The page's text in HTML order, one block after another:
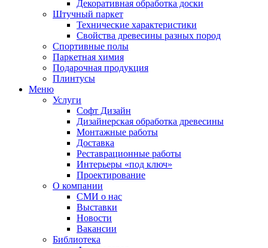
Декоративная обработка доски
Штучный паркет
Технические характеристики
Свойства древесины разных пород
Спортивные полы
Паркетная химия
Подарочная продукция
Плинтусы
Меню
Услуги
Софт Дизайн
Дизайнерская обработка древесины
Монтажные работы
Доставка
Реставрационные работы
Интерьеры «под ключ»
Проектирование
О компании
СМИ о нас
Выставки
Новости
Вакансии
Библиотека